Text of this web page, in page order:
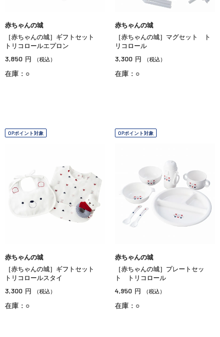
赤ちゃんの城
［赤ちゃんの城］ギフトセット
トリコロールエプロン
3,850 円 （税込）
在庫：○
赤ちゃんの城
［赤ちゃんの城］マグセット ト
リコロール
3,300 円 （税込）
在庫：○
OPポイント対象
赤ちゃんの城
［赤ちゃんの城］ギフトセット
トリコロールスタイ
3,300 円 （税込）
在庫：○
OPポイント対象
赤ちゃんの城
［赤ちゃんの城］プレートセッ
ト トリコロール
4,950 円 （税込）
在庫：○